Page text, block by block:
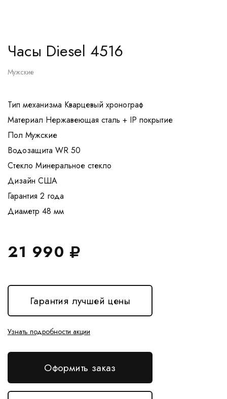
Часы Diesel 4516
Мужские
Тип механизма Кварцевый хронограф
Материал Нержавеющая сталь + IP покрытие
Пол Мужские
Водозащита WR 50
Стекло Минеральное стекло
Дизайн США
Гарантия 2 года
21 990
Гарантия лучшей цены
Узнать подробности акции
Оформить заказ